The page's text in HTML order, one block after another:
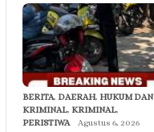
BERITA, DAERAH, HUKUM DAN
KRIMINAL, KRIMINAL,
PERISTIWA
Agustus 6, 2026